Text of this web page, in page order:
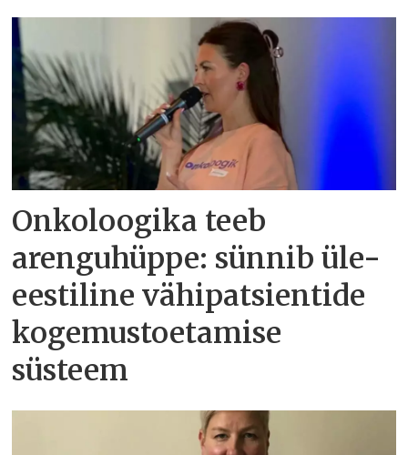
Onkoloogika teeb
arenguhüppe: sünnib üle-
eestiline vähipatsientide
kogemustoetamise
süsteem